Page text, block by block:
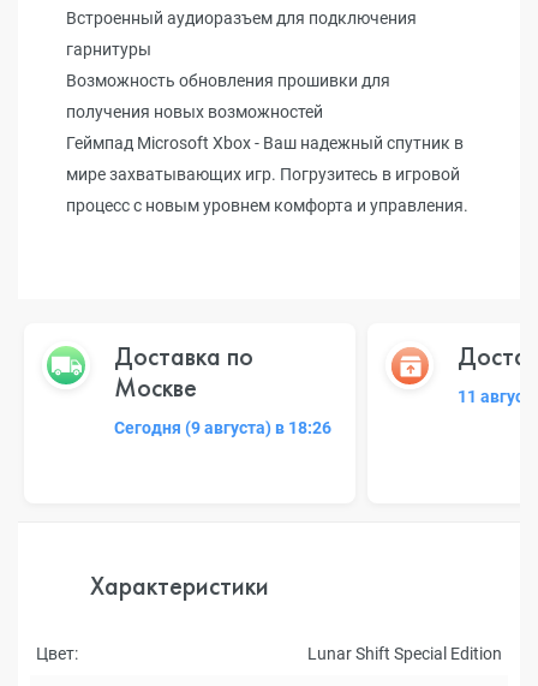
Встроенный аудиоразъем для подключения
гарнитуры
Возможность обновления прошивки для
получения новых возможностей
Геймпад Microsoft Xbox - Ваш надежный спутник в
мире захватывающих игр. Погрузитесь в игровой
процесс с новым уровнем комфорта и управления.
Доставка по
Москве
Сегодня (9 августа) в 18:26
11
Характеристики
Цвет: Lunar Shift Special Edition